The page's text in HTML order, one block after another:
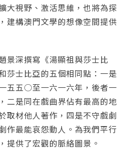
大視野、激活思維，也將為探
建構澳門文學的想像空間提供
景深撰寫《湯顯祖與莎士比
莎士比亞的五個相同點：一是
五五○至一六一六年，後者一
二是同在戲曲界佔有最高的地
取材他人著作，四是不守戲劇
作最能哀怨動人。為我們平行
提供了宏觀的脈絡圖景。